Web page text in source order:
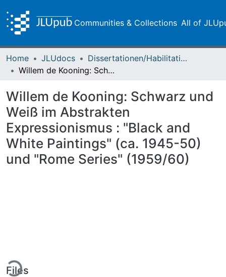
Communities & Collections All of
Home JLUdocs
Dissertationen/Habilitationen
Willem de Kooning: Schwarz und Weiß im Abstrakten Expressionismus : "Black and White Paintings" (ca. 1945-50) und "Rome Series" (1959/60)
Willem de Kooning: Schwarz und
Weiß im Abstrakten
Expressionismus : "Black and
White Paintings" (ca. 1945-50)
und "Rome Series" (1959/60)
Files